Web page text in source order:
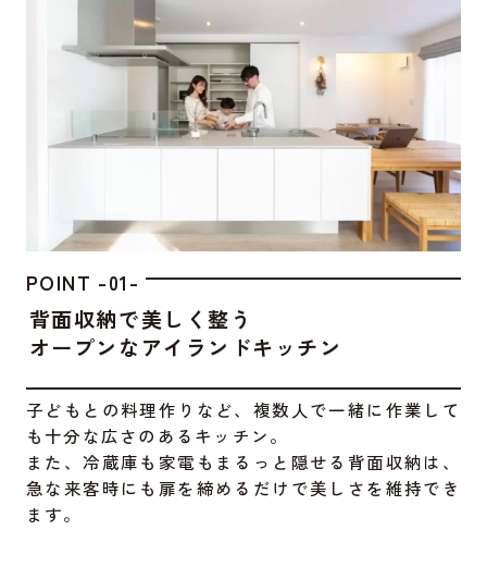
POINT -01-
背面収納で美しく整う
オープンなアイランドキッチン
子どもとの料理作りなど、複数人で一緒に作業して
も十分な広さのあるキッチン。
また、冷蔵庫も家電もまるっと隠せる背面収納は、
急な来客時にも扉を締めるだけで美しさを維持でき
ます。